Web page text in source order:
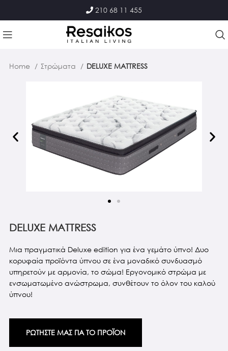
210 68 11 455
Home Στρώματα DELUXE MATTRESS
DELUXE MATTRESS
Μια πραγματικά Deluxe edition για ένα γεμάτο ύπνο! Δυο
κορυφαία προϊόντα ύπνου σε ένα μοναδικό συνδυασμό
υπηρετούν με αρμονία, το σώμα! Εργονομικό στρώμα με
ενσωματωμένο ανώστρωμα, συνθέτουν το όλον του καλού
ύπνου!
ΡΩΤΗΣΤΕ ΜΑΣ ΓΙΑ ΤΟ ΠΡΟΪΟΝ